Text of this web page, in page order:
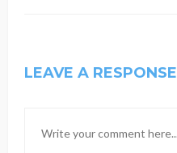
LEAVE A RESPONSE